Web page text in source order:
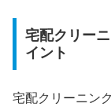
宅配クリー
イント
宅配クリーニン